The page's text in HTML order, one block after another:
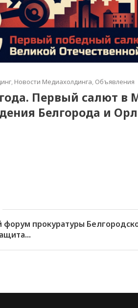
Новости Медиахолдинга Объявления
года. Первый салют в
Белгорода и
форум прокуратуры